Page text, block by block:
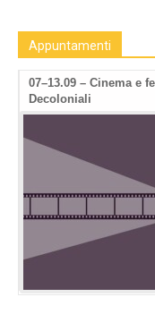
Appuntamenti
07–13.09 – Cinema e
Decoloniali